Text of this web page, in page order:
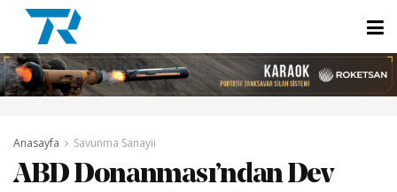
Anasayfa Savunma Sanayii
ABD Donanması’ndan Dev